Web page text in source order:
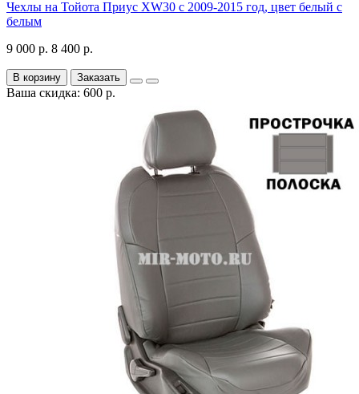
Чехлы на Тойота Приус XW30 с 2009-2015 год, цвет белый с
белым
9 000 р. 8 400 р.
В корзину Заказать
Ваша скидка: 600 р.